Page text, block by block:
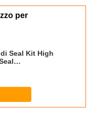
per
Seal Kit High